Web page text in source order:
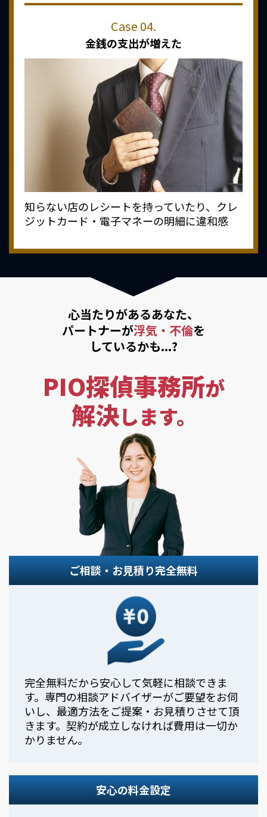
金銭の支出が増えた
知らない店のレシートを持っていたり、クレ
ジットカード・電子マネーの明細に違和感
心当たりがあるあなた、
パートナーが浮気・不倫を
しているかも...?
PIO探偵事務所が
解決します。
ご相談・お見積り完全無料
完全無料だから安心して気軽に相談できま
す。専門の相談アドバイザーがご要望をお伺
いし、最適方法をご提案・お見積りさせて頂
きます。契約が成立しなければ費用は一切か
かりません。
安心の料金設定